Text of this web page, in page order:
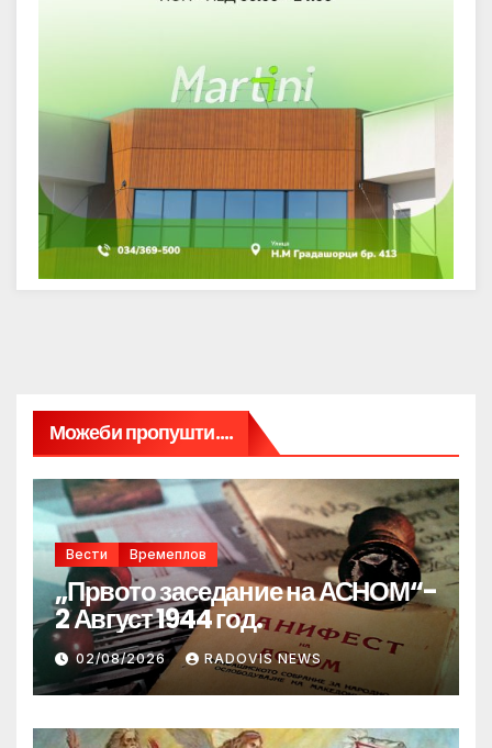
Можеби пропушти....
Вести Времеплов
„Првото заседание на АСНОМ“-
2 Август 1944 год.
02/08/2026 RADOVIS NEWS